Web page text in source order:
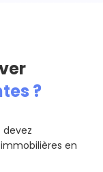
?
devez
en